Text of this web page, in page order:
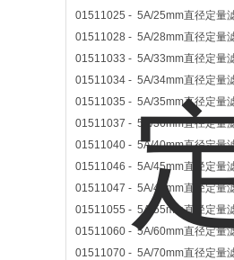
01511025 - 5A/25mm直径定量
01511028 - 5A/28mm直径定量
01511033 - 5A/33mm直径定量
01511034 - 5A/34mm直径定量
01511035 - 5A/35mm直径定量
01511037 - 5A/36mm直径定量
01511040 - 5A/40mm直径定量
01511046 - 5A/45mm直径定量
01511047 - 5A/47mm直径定量
01511055 - 5A/55mm直径定量
01511060 - 5A/60mm直径定量
01511070 - 5A/70mm直径定量